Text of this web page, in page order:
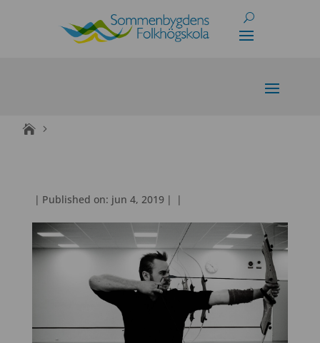
| Published on: jun 4, 2019 | |